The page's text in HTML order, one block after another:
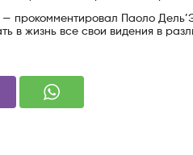
прокомментировал Паоло
в жизнь все свои видения в